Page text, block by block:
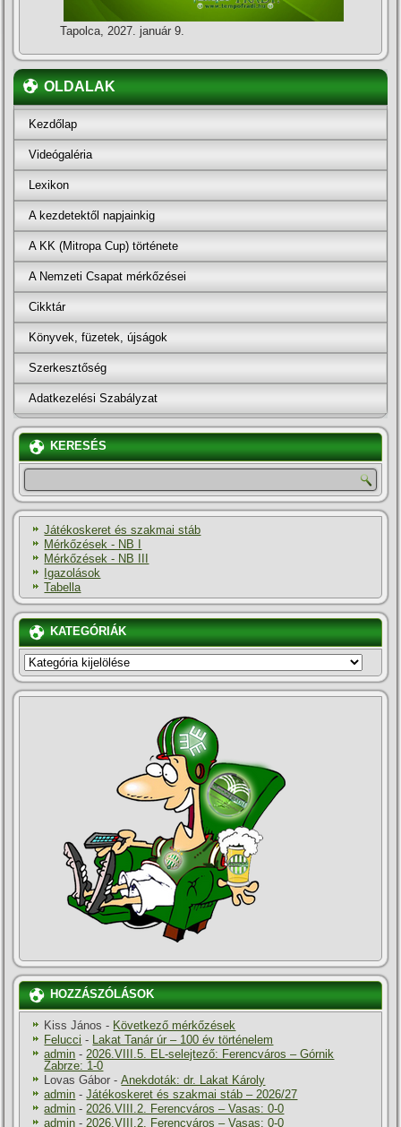
Tapolca, 2027. január 9.
OLDALAK
Kezdőlap
Videógaléria
Lexikon
A kezdetektől napjainkig
A KK (Mitropa Cup) története
A Nemzeti Csapat mérkőzései
Cikktár
Könyvek, füzetek, újságok
Szerkesztőség
Adatkezelési Szabályzat
KERESÉS
Játékoskeret és szakmai stáb
Mérkőzések - NB I
Mérkőzések - NB III
Igazolások
Tabella
KATEGÓRIÁK
KATEGÓRIÁK
HOZZÁSZÓLÁSOK
Kiss János - Következő mérkőzések
Felucci - Lakat Tanár úr – 100 év történelem
admin -2026.VIII.5. EL-selejtező: Ferencváros – Górnik
Zabrze: 1-0
Lovas Gábor -Anekdoták: dr. Lakat Károly
admin -Játékoskeret és szakmai stáb – 2026/27
admin -2026.VIII.2. Ferencváros – Vasas: 0-0
admin -2026.VIII.2. Ferencváros – Vasas: 0-0